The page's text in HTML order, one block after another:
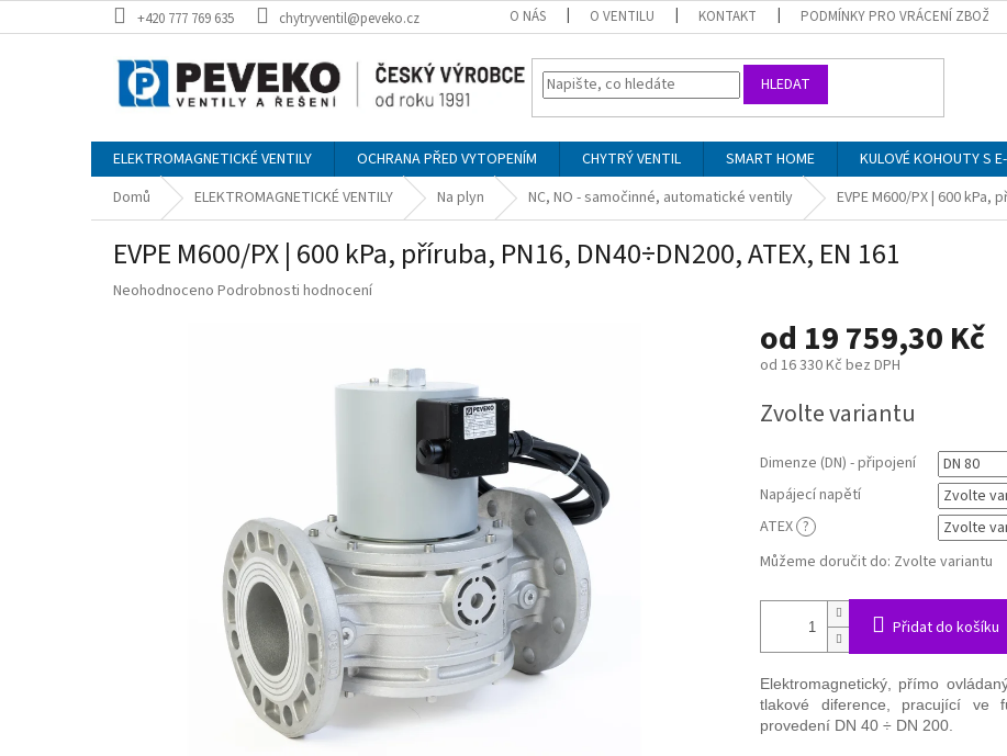
na
+420 777 769 635 chytryventil@peveko.cz O NÁS O VENTILU KONTAKT PODMÍNKY PRO VRÁCENÍ ZBOŽÍ
HLEDAT
ELEKTROMAGNETICKÉ VENTILY OCHRANA PŘED VYTOPENÍM CHYTRÝ VENTIL SMART HOME KULOVÉ KOHOUTY S
Domů
ELEKTROMAGNETICKÉ VENTILY Na plyn NC, NO - samočinné, automatické ventily EVPE M600/PX | 600 kPa,
EVPE M600/PX | 600 kPa, příruba, PN16, DN40÷DN200, ATEX, EN 161
Průměrné
Neohodnoceno Podrobnosti hodnocení
od 19 759,30 Kč
od 16 330 Kč bez DPH
cena:
Zvolte variantu
Dimenze (DN) - připojení
Napájecí napětí
ATEX ?
Můžeme doručit do: Zvolte variantu
Přidat do košíku
Elektromagnetický, přímo
tlakové diference, pracující
provedení DN 40 ÷ DN 200.